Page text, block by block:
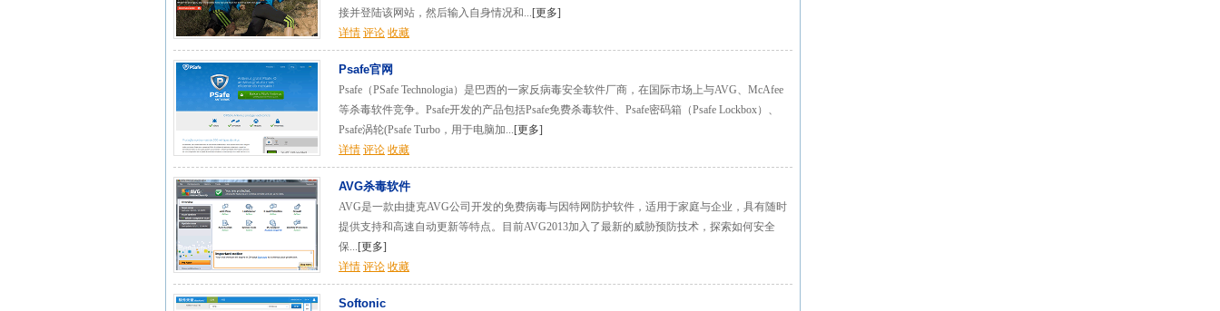
接并登陆该网站，然后输入自身情况和...[更多]
详情 评论 收藏
Psafe官网
Psafe（PSafe Technologia）是巴西的一家反病毒安全软件厂商，在国际市场上与AVG、McAfee
等杀毒软件竞争。Psafe开发的产品包括Psafe免费杀毒软件、Psafe密码箱（Psafe Lockbox）、
Psafe涡轮(Psafe Turbo，用于电脑加...[更多]
详情 评论 收藏
AVG杀毒软件
AVG是一款由捷克AVG公司开发的免费病毒与因特网防护软件，适用于家庭与企业，具有随时
提供支持和高速自动更新等特点。目前AVG2013加入了最新的威胁预防技术，探索如何安全
保...[更多]
详情 评论 收藏
Softonic